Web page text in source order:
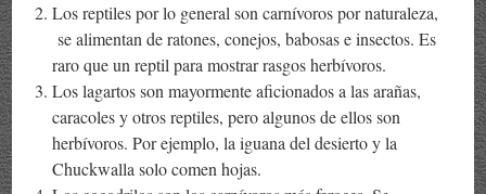
Los reptiles por lo general son carnívoros por naturaleza,
se alimentan de ratones, conejos, babosas e insectos. Es
raro que un reptil para mostrar rasgos herbívoros.
Los lagartos son mayormente aficionados a las arañas,
caracoles y otros reptiles, pero algunos de ellos son
herbívoros. Por ejemplo, la iguana del desierto y la
Chuckwalla solo comen hojas.